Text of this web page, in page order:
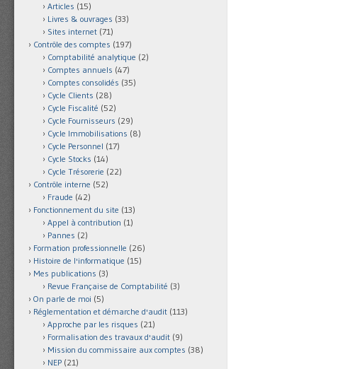
Articles (15)
Livres & ouvrages (33)
Sites internet (71)
Contrôle des comptes (197)
Comptabilité analytique (2)
Comptes annuels (47)
Comptes consolidés (35)
Cycle Clients (28)
Cycle Fiscalité (52)
Cycle Fournisseurs (29)
Cycle Immobilisations (8)
Cycle Personnel (17)
Cycle Stocks (14)
Cycle Trésorerie (22)
Contrôle interne (52)
Fraude (42)
Fonctionnement du site (13)
Appel à contribution (1)
Pannes (2)
Formation professionnelle (26)
Histoire de l'informatique (15)
Mes publications (3)
Revue Française de Comptabilité (3)
On parle de moi (5)
Réglementation et démarche d'audit (113)
Approche par les risques (21)
Formalisation des travaux d'audit (9)
Mission du commissaire aux comptes (38)
NEP (21)